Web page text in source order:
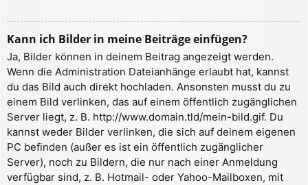
Kann ich Bilder in meine Beiträge einfügen?
Ja, Bilder können in deinem Beitrag angezeigt werden.
Wenn die Administration Dateianhänge erlaubt hat, kannst
du das Bild auch direkt hochladen. Ansonsten musst du zu
einem Bild verlinken, das auf einem öffentlich zugänglichen
Server liegt, z. B. http://www.domain.tld/mein-bild.gif. Du
kannst weder Bilder verlinken, die sich auf deinem eigenen
PC befinden (außer es ist ein öffentlich zugänglicher
Server), noch zu Bildern, die nur nach einer Anmeldung
verfügbar sind, z. B. Hotmail- oder Yahoo-Mailboxen, mit